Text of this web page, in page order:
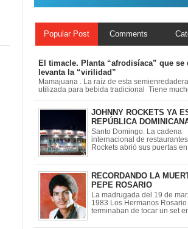
Popular Post Comments
El timacle. Planta “afrodisíaca” que se
levanta la “virilidad”
Mamajuana . La raíz de esta
utilizada para bebida tradicional Tiene
JOHNNY ROCKETS YA
REPÚBLICA
Santo Domingo. La cadena
internacional de
Rockets abrió sus puertas en
RECORDANDO LA
PEPE ROSARIO
La madrugada del 19 de
1983 Los Hermanos Rosario
terminaban de tocar un set en